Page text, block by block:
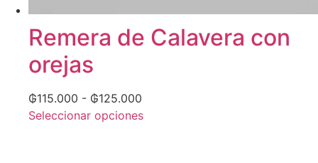
Remera de Calavera con
orejas
₲115.000 - ₲125.000
Seleccionar opciones